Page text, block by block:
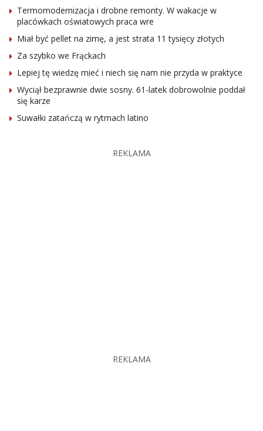
Termomodernizacja i drobne remonty. W wakacje w
placówkach oświatowych praca wre
Miał być pellet na zimę, a jest strata 11 tysięcy złotych
Za szybko we Frąckach
Lepiej tę wiedzę mieć i niech się nam nie przyda w praktyce
Wyciął bezprawnie dwie sosny. 61-latek dobrowolnie poddał
się karze
Suwałki zatańczą w rytmach latino
REKLAMA
REKLAMA